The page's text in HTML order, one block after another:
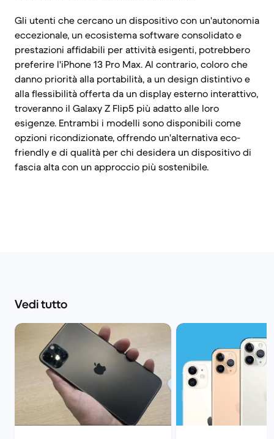
Gli utenti che cercano un dispositivo con un'autonomia
eccezionale, un ecosistema software consolidato e
prestazioni affidabili per attività esigenti, potrebbero
preferire l'iPhone 13 Pro Max. Al contrario, coloro che
danno priorità alla portabilità, a un design distintivo e
alla flessibilità offerta da un display esterno interattivo,
troveranno il Galaxy Z Flip5 più adatto alle loro
esigenze. Entrambi i modelli sono disponibili come
opzioni ricondizionate, offrendo un'alternativa eco-
friendly e di qualità per chi desidera un dispositivo di
fascia alta con un approccio più sostenibile.
Vedi tutto